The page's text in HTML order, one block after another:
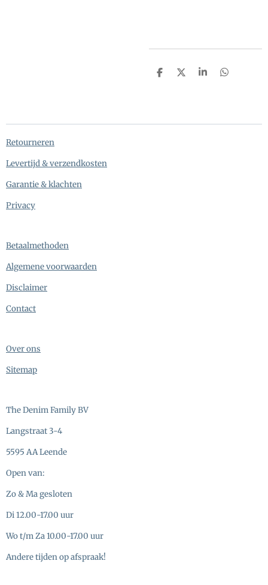
D
D
S
D
Retourneren
Levertijd & verzendkosten
Garantie & klachten
Privacy
Betaalmethoden
Algemene voorwaarden
Disclaimer
Contact
Over ons
Sitemap
The Denim Family BV
Langstraat 3-4
5595 AA Leende
Open van:
Zo & Ma gesloten
Di 12.00-17.00 uur
Wo t/m Za 10.00-17.00 uur
Andere tijden op afspraak!